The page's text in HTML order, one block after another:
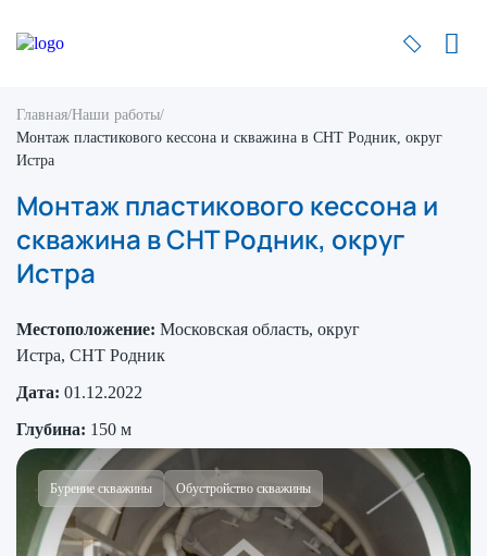
Главная/Наши работы/
Монтаж пластикового кессона и скважина в СНТ Родник, округ
Истра
Монтаж пластикового кессона и
скважина в СНТ Родник, округ
Истра
Местоположение: Московская область, округ
Истра, СНТ Родник
Дата: 01.12.2022
Глубина: 150 м
Бурение скважины Обустройство скважины